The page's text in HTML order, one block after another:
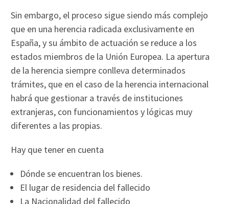
Sin embargo, el proceso sigue siendo más complejo
que en una herencia radicada exclusivamente en
España, y su ámbito de actuación se reduce a los
estados miembros de la Unión Europea. La apertura
de la herencia siempre conlleva determinados
trámites, que en el caso de la herencia internacional
habrá que gestionar a través de instituciones
extranjeras, con funcionamientos y lógicas muy
diferentes a las propias.
Hay que tener en cuenta
Dónde se encuentran los bienes.
El lugar de residencia del fallecido
La Nacionalidad del fallecido